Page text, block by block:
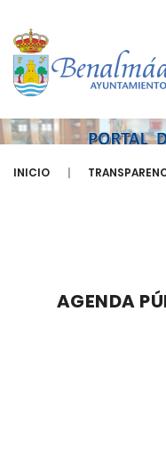
INICIO
AGENDA